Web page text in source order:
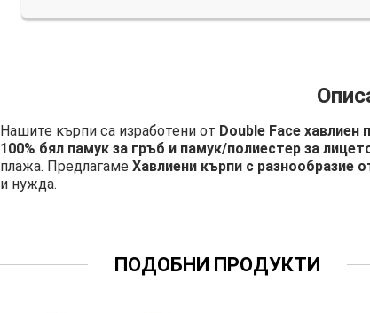
Нашите кърпи са изработени от Double Face хавлиен
100% бял памук за гръб и памук/полиестер за
плажа. Предлагаме Хавлиени кърпи с разнообразие
и нужда.
ПОДОБНИ ПРОДУКТИ